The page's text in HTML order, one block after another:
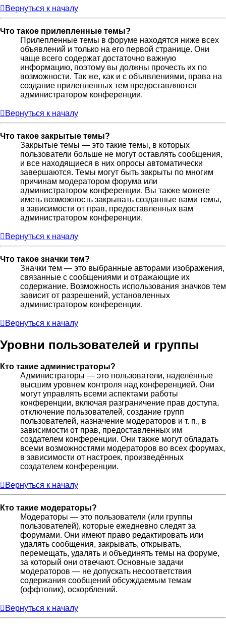
Вернуться к началу
Что такое прилепленные темы?
Прилепленные темы в форуме находятся ниже всех
объявлений и только на его первой странице. Они
чаще всего содержат достаточно важную
информацию, поэтому вы должны прочесть их по
возможности. Так же, как и с объявлениями, права на
создание прилепленных тем предоставляются
администратором конференции.
Вернуться к началу
Что такое закрытые темы?
Закрытые темы — это такие темы, в которых
пользователи больше не могут оставлять сообщения,
и все находящиеся в них опросы автоматически
завершаются. Темы могут быть закрыты по многим
причинам модератором форума или
администратором конференции. Вы также можете
иметь возможность закрывать созданные вами темы,
в зависимости от прав, предоставленных вам
администратором конференции.
Вернуться к началу
Что такое значки тем?
Значки тем — это выбранные авторами изображения,
связанные с сообщениями и отражающие их
содержание. Возможность использования значков тем
зависит от разрешений, установленных
администратором конференции.
Вернуться к началу
Уровни пользователей и группы
Кто такие администраторы?
Администраторы — это пользователи, наделённые
высшим уровнем контроля над конференцией. Они
могут управлять всеми аспектами работы
конференции, включая разграничение прав доступа,
отключение пользователей, создание групп
пользователей, назначение модераторов и т. п., в
зависимости от прав, предоставленных им
создателем конференции. Они также могут обладать
всеми возможностями модераторов во всех форумах,
в зависимости от настроек, произведённых
создателем конференции.
Вернуться к началу
Кто такие модераторы?
Модераторы — это пользователи (или группы
пользователей), которые ежедневно следят за
форумами. Они имеют право редактировать или
удалять сообщения, закрывать, открывать,
перемещать, удалять и объединять темы на форуме,
за который они отвечают. Основные задачи
модераторов — не допускать несоответствия
содержания сообщений обсуждаемым темам
(оффтопик), оскорблений.
Вернуться к началу